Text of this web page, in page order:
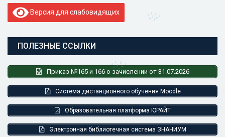
Версия для слабовидящих
ПОЛЕЗНЫЕ ССЫЛКИ
Приказ №165 и 166 о зачислении от 31.07.2026
Система дистанционного обучения Moodle
Образовательная платформа ЮРАЙТ
Электронная библиотечная система ЗНАНИУМ